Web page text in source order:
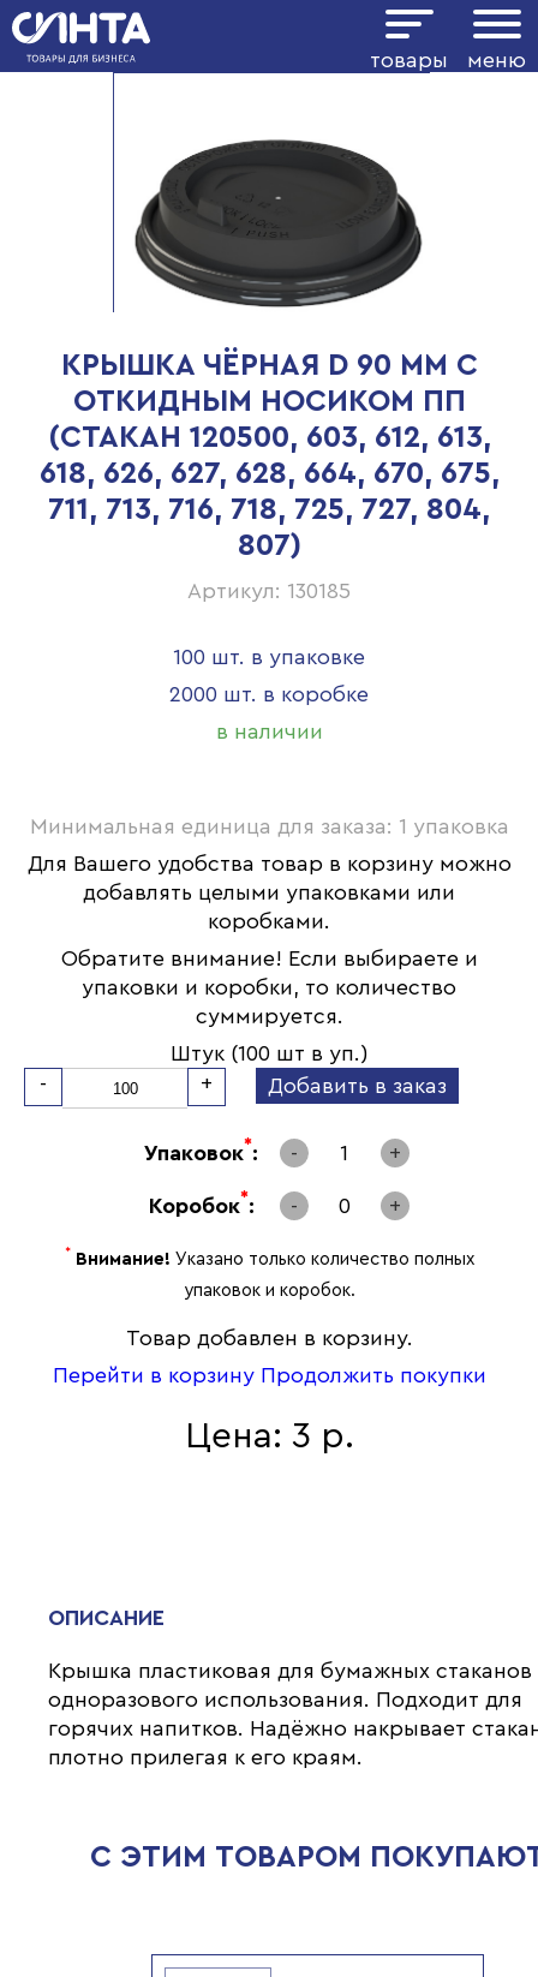
товары меню
КРЫШКА ЧЁРНАЯ D 90 ММ С
ОТКИДНЫМ НОСИКОМ ПП
(СТАКАН 120500, 603, 612, 613,
618, 626, 627, 628, 664, 670, 675,
711, 713, 716, 718, 725, 727, 804,
807)
Артикул: 130185
100 шт. в упаковке
2000 шт. в коробке
в наличии
Минимальная единица для заказа: 1 упаковка
Для Вашего удобства товар в корзину можно
добавлять целыми упаковками или
коробками.
Обратите внимание! Если выбираете и
упаковки и коробки, то количество
суммируется.
Штук (100 шт в уп.)
-
+ Добавить в заказ
Упаковок*: - 1 +
Коробок*: - 0 +
* Внимание! Указано только количество полных
упаковок и коробок.
Товар добавлен в корзину.
Перейти в корзину Продолжить покупки
Цена: 3 р.
ОПИСАНИЕ
Крышка пластиковая для бумажных стаканов
одноразового использования. Подходит для
горячих напитков. Надёжно накрывает
плотно прилегая к его краям.
С ЭТИМ ТОВАРОМ